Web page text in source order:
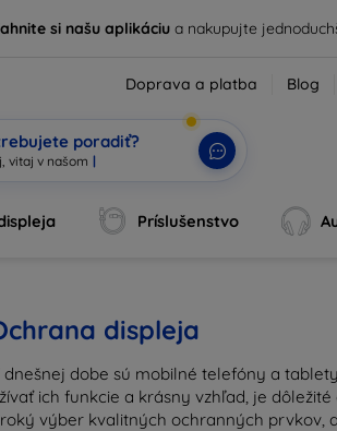
si našu aplikáciua nakupujte
Doprava a platba Blog
poradiť?
Mo|
Príslušenstvo
displeja
dnešnej dobe sú mobilné telefóny a
ich funkcie a krásny vzhľad, je
výber kvalitných ochranných prvkov,